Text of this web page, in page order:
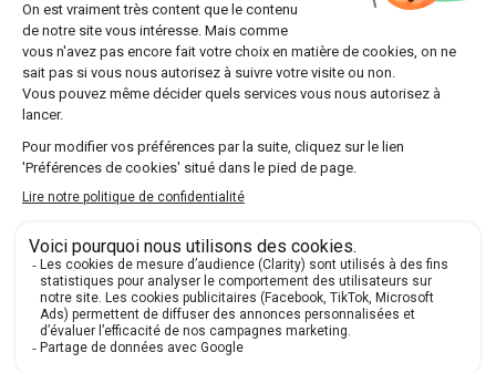
Tout savoir sur l’amitié franco-
allemande 🤝
prospérité sans précédent 📈
Tout savoir sur l’Affaire Dreyfus 📝 !
Jacques Chirac, histoire d’une icône
politique française 🏛